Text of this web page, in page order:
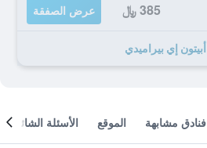
385 ﷼ عرض الصفقة
فنادق مشابهة الموقع الأسئلة الشائعة